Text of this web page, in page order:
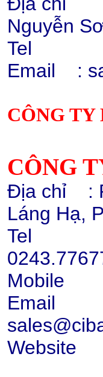
Chi tiết
Cao lanh nung Snowhite
Chi tiết Mua
Cao lanh nung
Chi tiết
Nguyễn
Email
:
CÔNG
CÔNG
Địa chỉ
:
Láng Hạ,
Email